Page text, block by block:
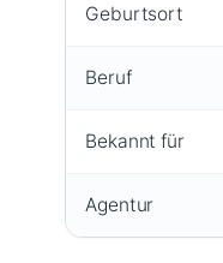
Geburtsort
Beruf
Bekannt für
Agentur